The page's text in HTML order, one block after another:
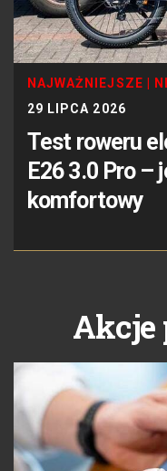
NAJWAŻNIEJSZE
29 LIPCA 2026
Test roweru
E26 3.0 Pro –
komfortowy
Akcje